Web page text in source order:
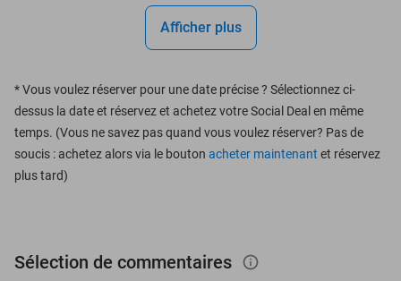
Afficher plus
*Vous voulez réserver pour une date précise ? Sélectionnez ci-
dessus la date et réservez et achetez votre Social Deal en même
temps. (Vous ne savez pas quand vous voulez réserver? Pas de
soucis : achetez alors via le bouton acheter maintenant et réservez
plus tard)
Sélection de commentaires info_outlined